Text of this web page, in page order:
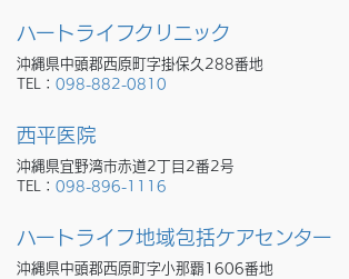
ハートライフクリニック
沖縄県中頭郡西原町字掛保久288番地
TEL： 098-882-0810
西平医院
沖縄県宜野湾市赤道2丁目2番2号
TEL： 098-896-1116
ハートライフ地域包括ケアセンター
沖縄県中頭郡西原町字小那覇1606番地